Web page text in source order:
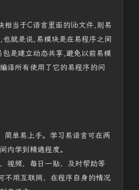
于C语言里面的lib文件,则易
就是说,易模块是在易程序之间
是建立动态共享,避免以前易模
译所有使用了它的易程序的问
易上手。学习易语言可在两
内学到精通程度。
视频，每日一贴，及时帮助等
不用互联网，在程序自身的情况